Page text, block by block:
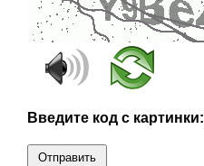
Введите код с картинки:
Отправить